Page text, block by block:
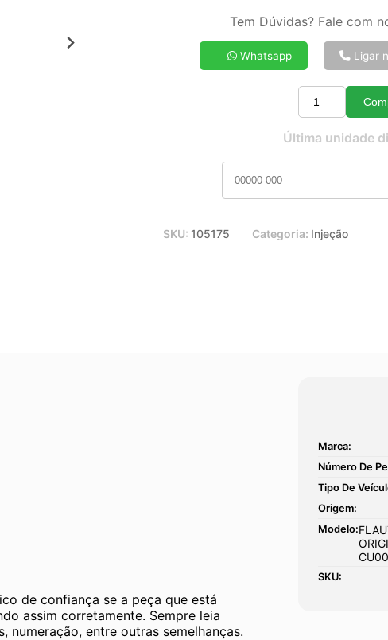
7x de R$ 8,19
8x
9x de R$ 6,54
10x
Tem Dúvidas? Fale com
Whatsapp Ligar
Última unidade
SKU: 105175 Categoria: Injeção
de confiança se a peça que está
assim corretamente. Sempre leia
entre outras semelhanças.
Marca:
Número De
Tipo De
Origem:
Modelo:
SKU: